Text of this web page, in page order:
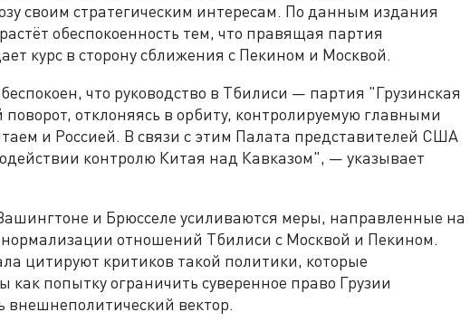
своим стратегическим интересам. По данным издания
обеспокоенность тем, что правящая партия
курс в сторону сближения с Пекином и Москвой.
что руководство в Тбилиси — партия "Грузинская
отклоняясь в орбиту, контролируемую главными
и Россией. В связи с этим Палата представителей США
контролю Китая над Кавказом", — указывает
и Брюсселе усиливаются меры, направленные на
отношений Тбилиси с Москвой и Пекином.
цитируют критиков такой политики, которые
попытку ограничить суверенное право Грузии
внешнеполитический вектор.